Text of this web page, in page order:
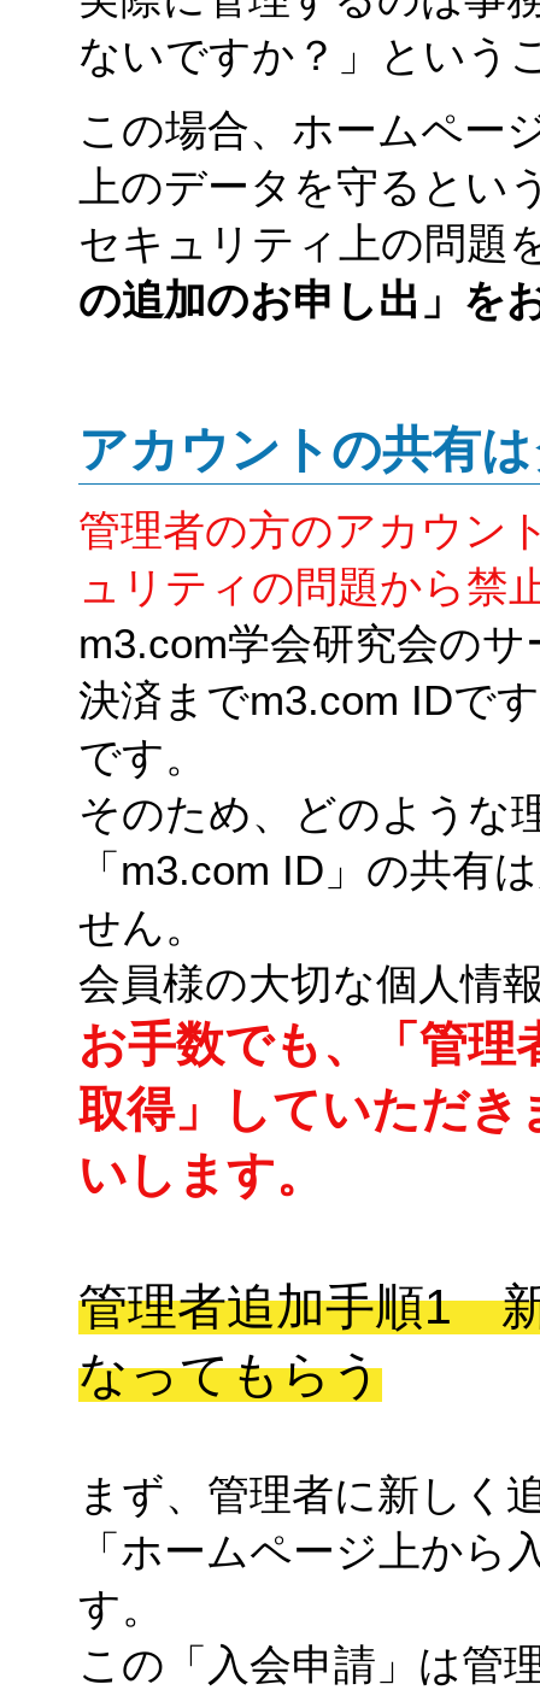
ないですか？」という
この場合、ホームペー
上のデータを守るとい
セキュリティ上の問題
の追加のお申し出」を
アカウントの共有
管理者の方のアカウン
ュリティの問題から禁
m3.com学会研究会の
決済までm3.com IDで
です。
そのため、どのような
「m3.com ID」の共有
せん。
会員様の大切な個人情
お手数でも、「管
取得」していただき
いします。
管理者追加手順1
なってもらう
まず、管理者に新しく
「ホームページ上から
す。
この「入会申請」は管